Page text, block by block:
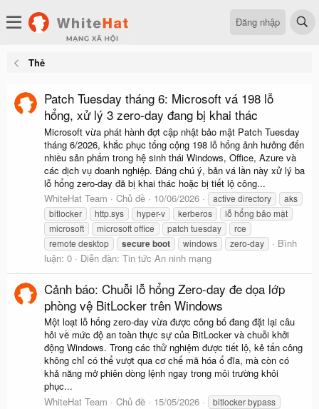
Đăng nhập
Thẻ
Patch Tuesday tháng 6: Microsoft vá 198 lỗ
hổng, xử lý 3 zero-day đang bị khai thác
Microsoft vừa phát hành đợt cập nhật bảo mật Patch Tuesday
tháng 6/2026, khắc phục tổng cộng 198 lỗ hổng ảnh hưởng đến
nhiều sản phẩm trong hệ sinh thái Windows, Office, Azure và
các dịch vụ doanh nghiệp. Đáng chú ý, bản vá lần này xử lý ba
lỗ hổng zero-day đã bị khai thác hoặc bị tiết lộ công...
WhiteHat Team
Chủ đề 10/06/2026 active directory
aks
bitlocker
http.sys hyper-v kerberos
lỗ hổng bảo mật
microsoft
microsoft office patch tuesday
rce
remote desktop
secureboot windows zero-day
Bình
luận: 0
Diễn đàn: Tin tức An ninh mạng
Cảnh báo: Chuỗi lỗ hổng Zero-day đe dọa lớp
phòng vệ BitLocker trên Windows
Một loạt lỗ hổng zero-day vừa được công bố đang đặt lại câu
hỏi về mức độ an toàn thực sự của BitLocker và chuỗi khởi
động Windows. Trong các thử nghiệm được tiết lộ, kẻ tấn công
không chỉ có thể vượt qua cơ chế mã hóa ổ đĩa, mà còn có
khả năng mở phiên dòng lệnh ngay trong môi trường khôi
phục...
WhiteHat Team
Chủ đề 15/05/2026
bitlocker bypass